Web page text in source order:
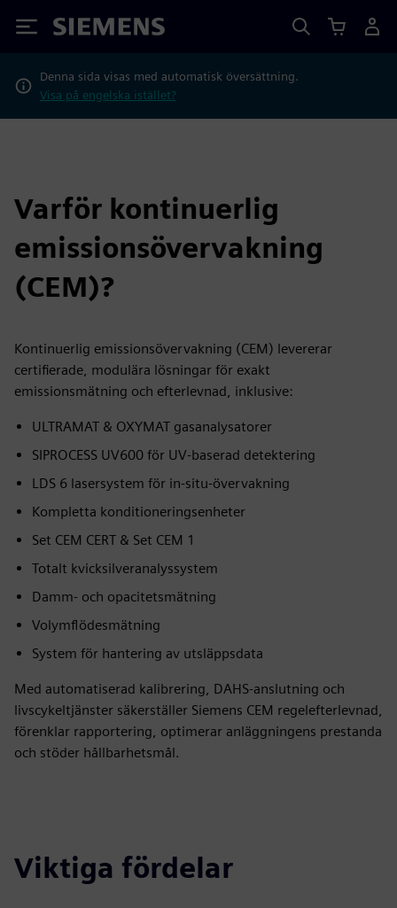
Siemens
Denna sida visas med automatisk översättning.
Visa på engelska istället?
Varför kontinuerlig
emissionsövervakning
(CEM)?
Kontinuerlig emissionsövervakning (CEM) levererar
certifierade, modulära lösningar för exakt
emissionsmätning och efterlevnad, inklusive:
ULTRAMAT & OXYMAT gasanalysatorer
SIPROCESS UV600 för UV-baserad detektering
LDS 6 lasersystem för in-situ-övervakning
Kompletta konditioneringsenheter
Set CEM CERT & Set CEM 1
Totalt kvicksilveranalyssystem
Damm- och opacitetsmätning
Volymflödesmätning
System för hantering av utsläppsdata
Med automatiserad kalibrering, DAHS-anslutning och
livscykeltjänster säkerställer Siemens CEM regelefterlevnad,
förenklar rapportering, optimerar anläggningens prestanda
och stöder hållbarhetsmål.
Viktiga fördelar